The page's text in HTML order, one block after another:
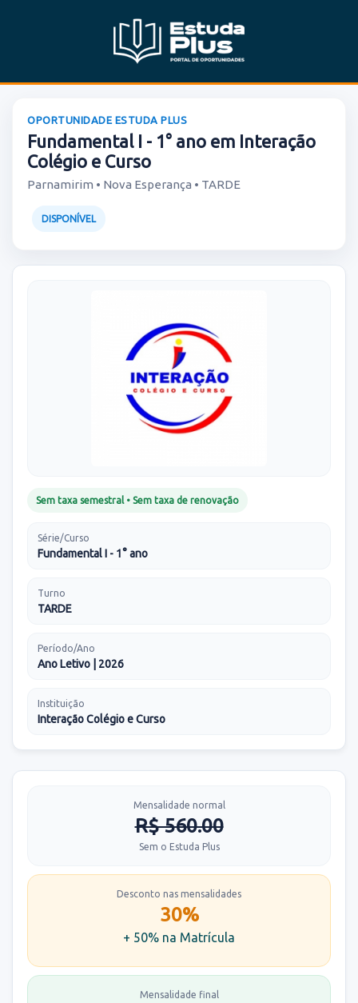
OPORTUNIDADE ESTUDA PLUS
Fundamental I - 1° ano em Interação
Colégio e Curso
Parnamirim • Nova Esperança • TARDE
DISPONÍVEL
Sem taxa semestral • Sem taxa de renovação
Série/Curso
Fundamental I - 1° ano
Turno
TARDE
Período/Ano
Ano Letivo | 2026
Instituição
Interação Colégio e Curso
Mensalidade normal
R$ 560.00
Sem o Estuda Plus
Desconto nas mensalidades
30%
+ 50% na Matrícula
Mensalidade final